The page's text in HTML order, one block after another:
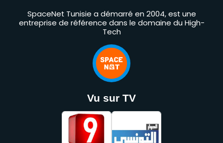
SpaceNet Tunisie a démarré en 2004, est une
entreprise de référence dans le domaine du High-
Tech
Vu sur TV